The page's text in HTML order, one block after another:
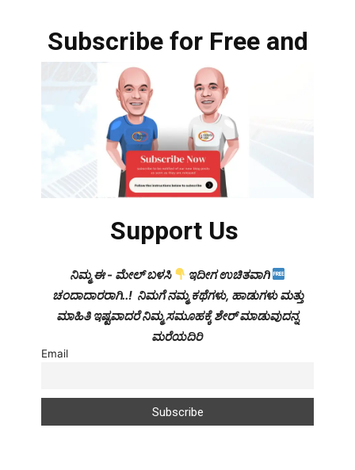
Subscribe for Free and
Support Us
ನಿಮ್ಮ ಈ - ಮೇಲ್ ಬಳಸಿ
ಇದೀಗ ಉಚಿತವಾಗಿ
ಚಂದಾದಾರರಾಗಿ..! ನಿಮಗೆ ನಮ್ಮ ಕಥೆಗಳು, ಹಾಡುಗಳು ಮತ್ತು
ಮಾಹಿತಿ ಇಷ್ಟವಾದರೆ ನಿಮ್ಮ ಸಮೂಹಕ್ಕೆ ಶೇರ್ ಮಾಡುವುದನ್ನ
ಮರೆಯದಿರಿ
Email